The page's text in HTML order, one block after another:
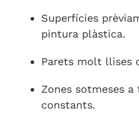
Superfícies
pintura plàstica.
Parets molt llises
Zones sotmeses a
constants.